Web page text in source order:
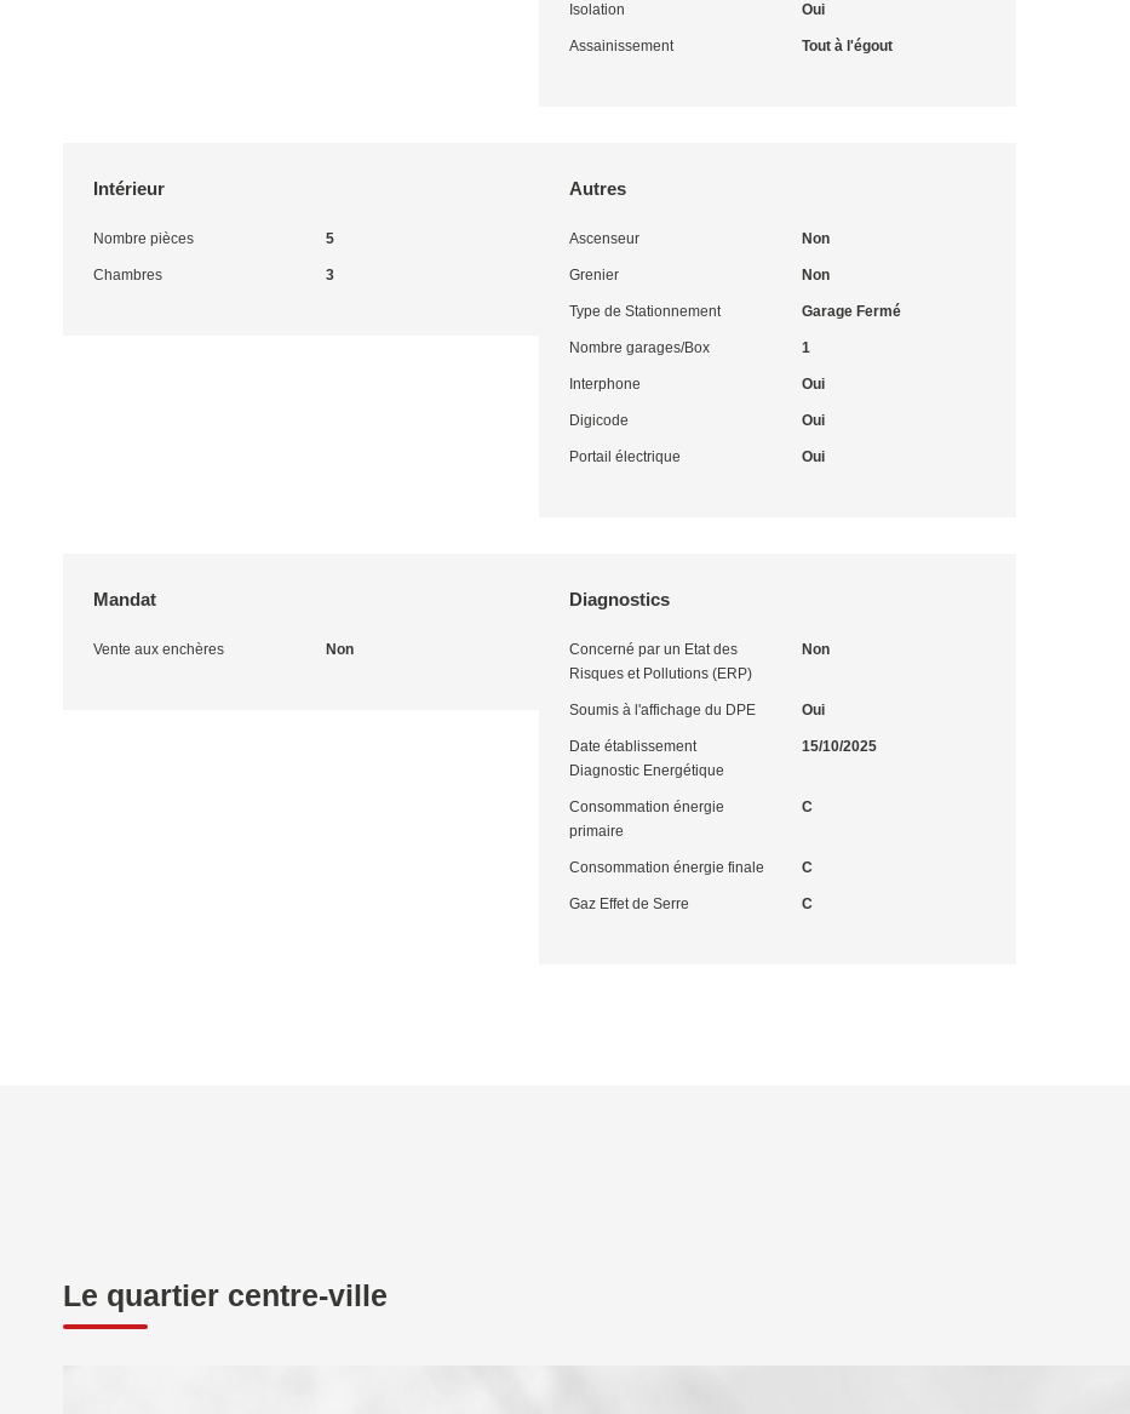
Isolation Oui
Assainissement Tout à l'égout
Intérieur
Nombre pièces 5
Chambres 3
Autres
Ascenseur Non
Grenier Non
Type de Stationnement Garage Fermé
Nombre garages/Box 1
Interphone Oui
Digicode Oui
Portail électrique Oui
Mandat
Vente aux enchères Non
Diagnostics
Concerné par un Etat des
Risques et Pollutions (ERP)
Non
Soumis à l'affichage du DPE Oui
Date établissement
Diagnostic Energétique
15/10/2025
Consommation énergie
primaire
C
Consommation énergie finale C
Gaz Effet de Serre C
Le quartier centre-ville